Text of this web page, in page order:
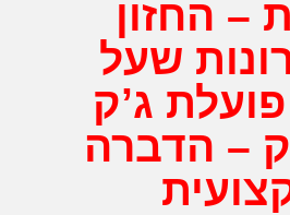
– החזון
שעל
ג’ק
– הדברה